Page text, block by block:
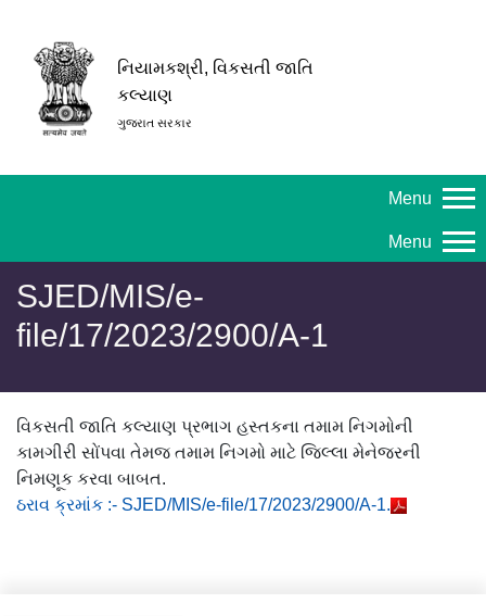
નિયામકશ્રી, વિકસતી જાતિ
કલ્યાણ
ગુજરાત સરકાર
Menu
Menu
SJED/MIS/e-
file/17/2023/2900/A-1
વિકસતી જાતિ કલ્યાણ પ્રભાગ હસ્તકના તમામ નિગમોની
કામગીરી સોંપવા તેમજ તમામ નિગમો માટે જિલ્લા મેનેજરની
નિમણૂક કરવા બાબત.
ઠરાવ ક્રમાંક :- SJED/MIS/e-file/17/2023/2900/A-1.